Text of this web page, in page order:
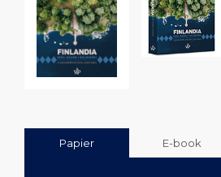
Papier E-book